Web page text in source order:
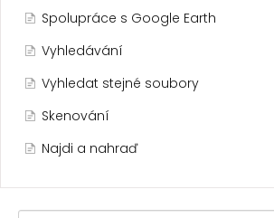
Spolupráce s Google Earth
Vyhledávání
Vyhledat stejné soubory
Skenování
Najdi a nahraď